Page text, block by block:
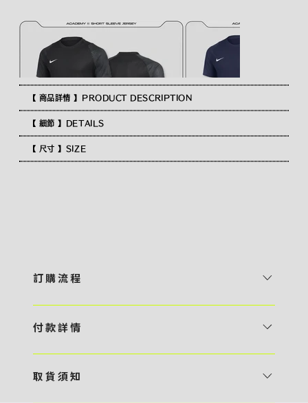
【 商品詳情 】PRODUCT DESCRIPTION
【 細節 】DETAILS
【 尺寸 】SIZE
訂 購 流 程
預 約 〉，參看官網上的商品目錄和作品照片去選擇心儀的款式，同時可
報價 貴客可透過電郵方式或 WhatsApp 平台提交定製資料，4AM 團
付 款 詳 情
・ Payme ・ 現金機入數 ・ 銀行櫃檯入數 ・ ATM自動櫃員機轉帳 ・
取 貨 須 知